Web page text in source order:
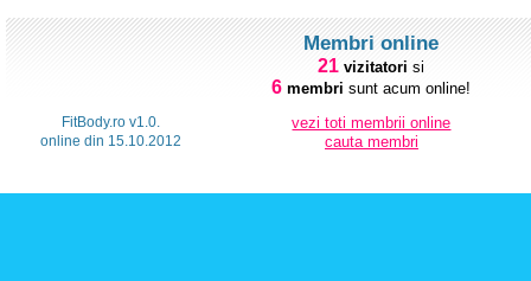
FitBody.ro v1.0.
online din 15.10.2012
Membri online
21 vizitatori si
6 membri sunt acum online!
vezi toti membrii online
cauta membri